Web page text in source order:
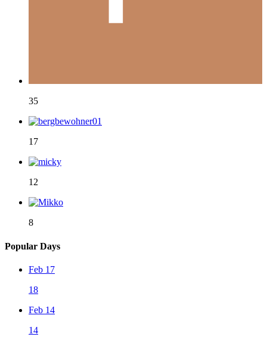
35
17
12
8
Popular Days
Feb 17
18
Feb 14
14